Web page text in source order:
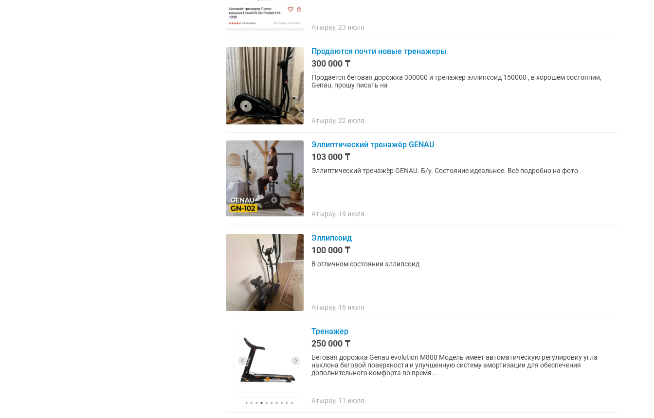
Атырау, 23 июля
Продаются почти новые тренажеры
300 000 ₸
Продается беговая дорожка 300000 и тренажер эллипсоид 150000 , в хорошем состоянии,
Genau, прошу писать на
Атырау, 22 июля
Эллиптический тренажёр GENAU
103 000 ₸
Эллиптический тренажёр GENAU. Б/у. Состояние идеальное. Всё подробно на фото.
Атырау, 19 июля
Эллипсоид
100 000 ₸
В отличном состоянии эллипсоид
Атырау, 16 июля
Тренажер
250 000 ₸
Беговая дорожка Genau evolution M800 Модель имеет автоматическую регулировку угла
наклона беговой поверхности и улучшенную систему амортизации для обеспечения
дополнительного комфорта во время...
Атырау, 11 июля